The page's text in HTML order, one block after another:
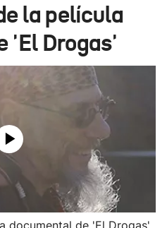
la película
'El Drogas'
documental de 'El Drogas'